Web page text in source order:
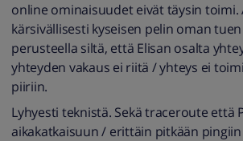
online ominaisuudet eivät täysin toimi.
kärsivällisesti kyseisen pelin oman
perusteella siltä, että Elisan osalta
yhteyden vakaus ei riitä / yhteys ei
piiriin.
Lyhyesti teknistä. Sekä traceroute että
aikakatkaisuun / erittäin pitkään